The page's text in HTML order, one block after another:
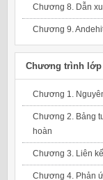
Chương 8. Dẫn
Chương 9.
Chương trình lớp
Chương 1.
Chương 2. Bảng
hoàn
Chương 3. Liên
Chương 4. Phản